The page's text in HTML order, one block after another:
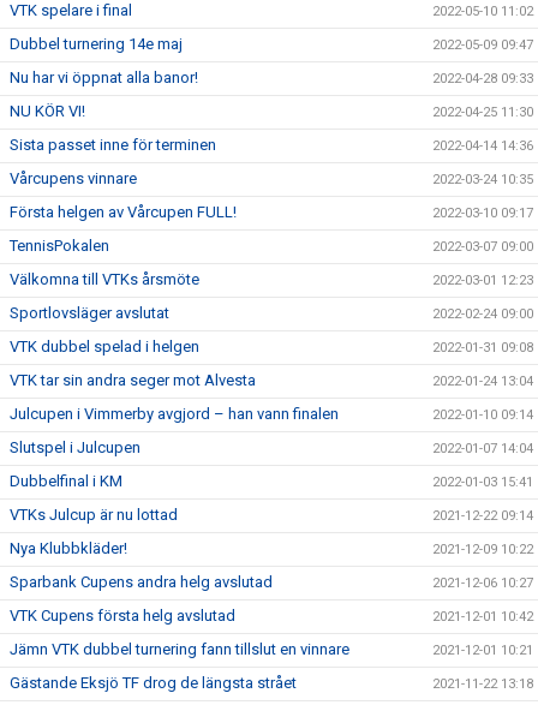
VTK spelare i final 2022-05-10 11:02
Dubbel turnering 14e maj 2022-05-09 09:47
Nu har vi öppnat alla banor! 2022-04-28 09:33
NU KÖR VI! 2022-04-25 11:30
Sista passet inne för terminen 2022-04-14 14:36
Vårcupens vinnare 2022-03-24 10:35
Första helgen av Vårcupen FULL! 2022-03-10 09:17
TennisPokalen 2022-03-07 09:00
Välkomna till VTKs årsmöte 2022-03-01 12:23
Sportlovsläger avslutat 2022-02-24 09:00
VTK dubbel spelad i helgen 2022-01-31 09:08
VTK tar sin andra seger mot Alvesta 2022-01-24 13:04
Julcupen i Vimmerby avgjord – han vann finalen 2022-01-10 09:14
Slutspel i Julcupen 2022-01-07 14:04
Dubbelfinal i KM 2022-01-03 15:41
VTKs Julcup är nu lottad 2021-12-22 09:14
Nya Klubbkläder! 2021-12-09 10:22
Sparbank Cupens andra helg avslutad 2021-12-06 10:27
VTK Cupens första helg avslutad 2021-12-01 10:42
Jämn VTK dubbel turnering fann tillslut en vinnare 2021-12-01 10:21
Gästande Eksjö TF drog de längsta strået 2021-11-22 13:18